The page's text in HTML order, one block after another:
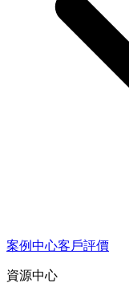
案例中心客戶評價
資源中心